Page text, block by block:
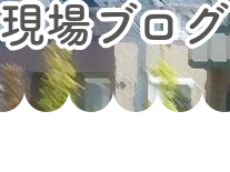
場ブログ